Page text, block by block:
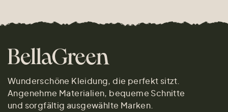
Wunderschöne Kleidung, die perfekt sitzt.
Angenehme Materialien, bequeme Schnitte
und sorgfältig ausgewählte Marken.